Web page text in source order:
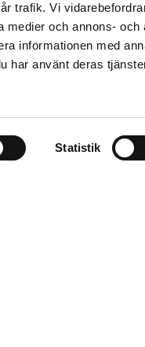
trafik. Vi
medier och annons-
informationen med
har använt deras
Statistik
*
i enlighet med aktuell